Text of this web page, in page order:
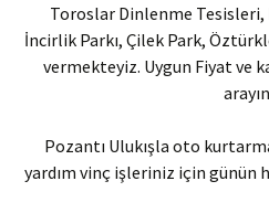
Toroslar Dinlenme Tesisleri,
İncirlik Parkı, Çilek Park,
vermekteyiz. Uygun Fiyat ve
Pozantı Ulukışla oto
yardım vinç işleriniz için günün